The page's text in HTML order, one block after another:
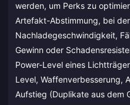
werden, um Perks zu
Artefakt-Abstimmung, bei
Nachladegeschwindigkeit,
Gewinn oder
Power-Level eines
Level, Waffenverbesserung,
Aufstieg (Duplikate aus dem